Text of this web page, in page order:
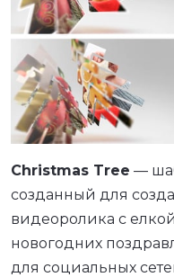
Christmas Tree —
созданный для
видеоролика с
новогодних
для социальных